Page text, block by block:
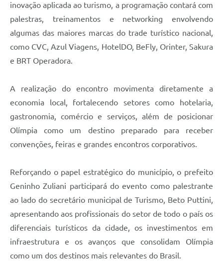
inovação aplicada ao turismo, a programação contará com
palestras, treinamentos e networking envolvendo
algumas das maiores marcas do trade turístico nacional,
como CVC, Azul Viagens, HotelDO, BeFly, Orinter, Sakura
e BRT Operadora.
A realização do encontro movimenta diretamente a
economia local, fortalecendo setores como hotelaria,
gastronomia, comércio e serviços, além de posicionar
Olímpia como um destino preparado para receber
convenções, feiras e grandes encontros corporativos.
Reforçando o papel estratégico do município, o prefeito
Geninho Zuliani participará do evento como palestrante
ao lado do secretário municipal de Turismo, Beto Puttini,
apresentando aos profissionais do setor de todo o país os
diferenciais turísticos da cidade, os investimentos em
infraestrutura e os avanços que consolidam Olímpia
como um dos destinos mais relevantes do Brasil.